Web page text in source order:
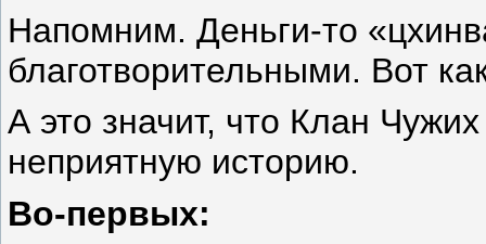
Напомним. Деньги-то
благотворительными. Вот
А это значит, что Клан
неприятную историю.
Во-первых: